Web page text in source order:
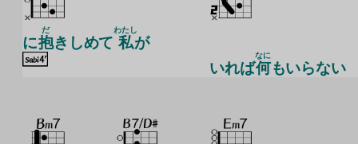
に抱
だ
きしめて 私
わたし
が
いれば何
なに
もいらない